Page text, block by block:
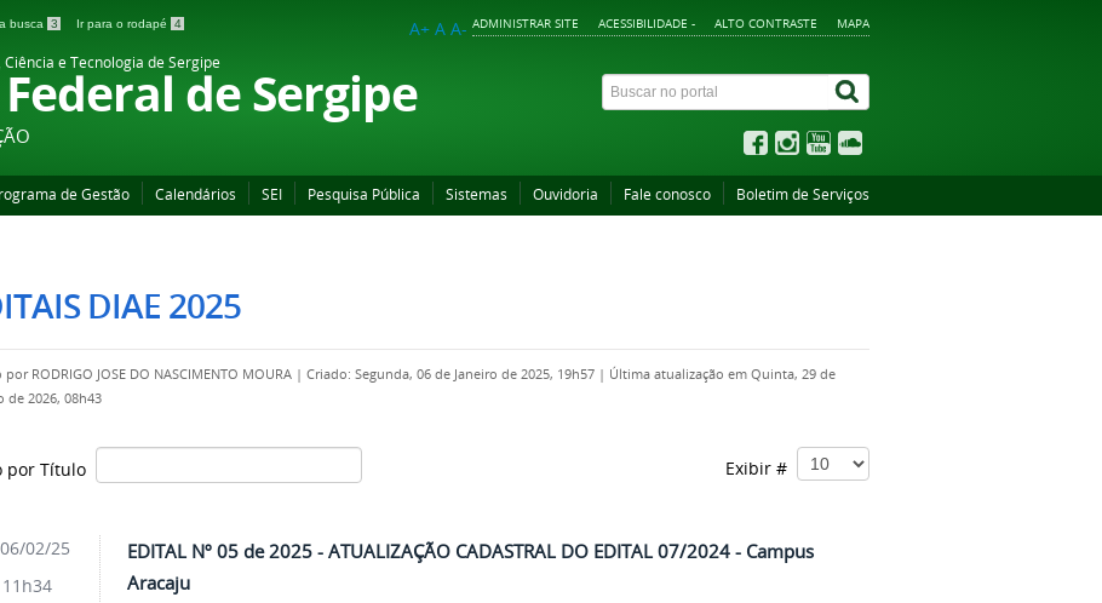
busca 3 Ir para o rodapé 4 ADMINISTRAR SITE ACESSIBILIDADE - ALTO CONTRASTE MAPA
A+ A A-
e Tecnologia de Sergipede Sergipe
de Gestão Calendários SEI Pesquisa Pública Sistemas Ouvidoria Fale conosco Boletim de Serviços
DIAE 2025
por RODRIGO JOSE DO NASCIMENTO MOURA | Criado: Segunda, 06 de Janeiro de 2025, 19h57 | Última atualização em Quinta, 29 de
de 2026, 08h43
por Título Exibir #
EDITAL Nº 05 de 2025 - ATUALIZAÇÃO CADASTRAL DO EDITAL 07/2024 - Campus
Aracaju
06/02/25
11h34